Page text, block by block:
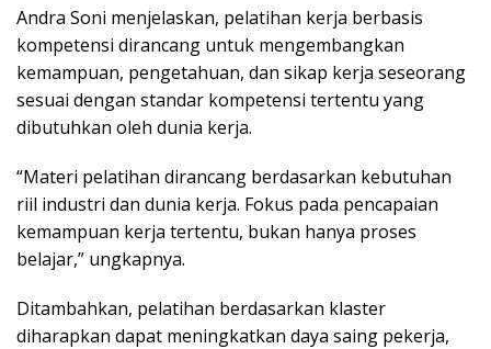
Andra Soni menjelaskan, pelatihan kerja berbasis
kompetensi dirancang untuk mengembangkan
kemampuan, pengetahuan, dan sikap kerja seseorang
sesuai dengan standar kompetensi tertentu yang
dibutuhkan oleh dunia kerja.
“Materi pelatihan dirancang berdasarkan kebutuhan
riil industri dan dunia kerja. Fokus pada pencapaian
kemampuan kerja tertentu, bukan hanya proses
belajar,” ungkapnya.
Ditambahkan, pelatihan berdasarkan klaster
diharapkan dapat meningkatkan daya saing pekerja,